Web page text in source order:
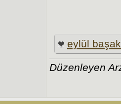
eylül başak
Düzenleyen